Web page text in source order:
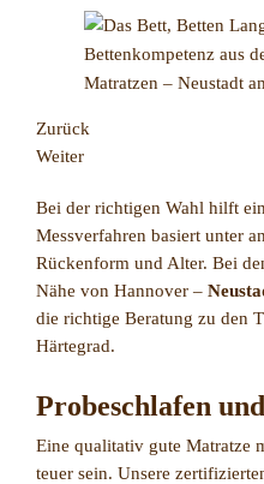
Zurück
Weiter
Bei der richtigen Wahl hilft
Messverfahren basiert unter
Rückenform und Alter. Bei
Nähe von Hannover –
die richtige Beratung zu den
Härtegrad.
Probeschlafen
Eine qualitativ gute Matratze
teuer sein. Unsere